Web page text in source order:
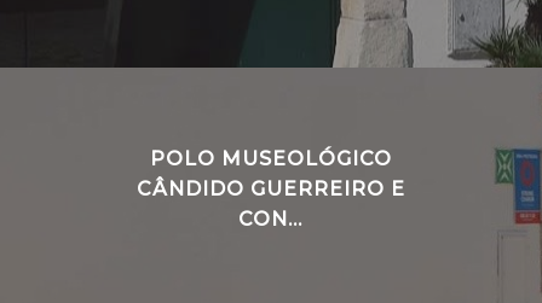
POLO MUSEOLÓGICO
CÂNDIDO GUERREIRO E
CON...